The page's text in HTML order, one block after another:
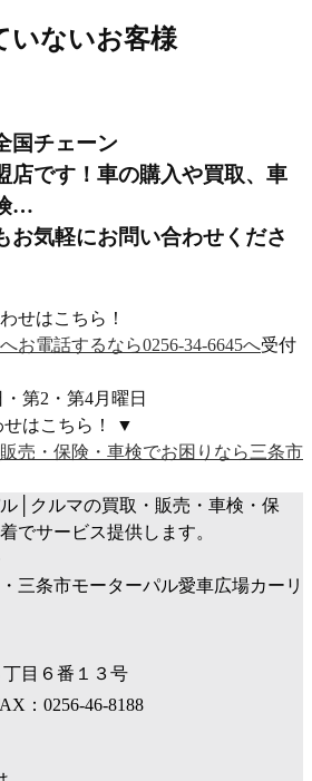
いないお客様
国チェーン
店です！ 車の購入や買取、車
…
お気軽にお問い合わせくださ
せはこちら！
受付
第2・第4月曜日
はこちら！ ▼
愛車広場カーリ
目６番１３号
：0256-46-8188